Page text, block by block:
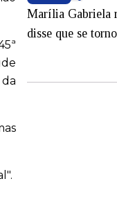
Marília Gabriela
disse que se